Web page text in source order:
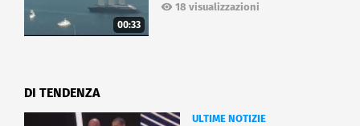
00:33
18 visualizzazioni
DI TENDENZA
ULTIME NOTIZIE